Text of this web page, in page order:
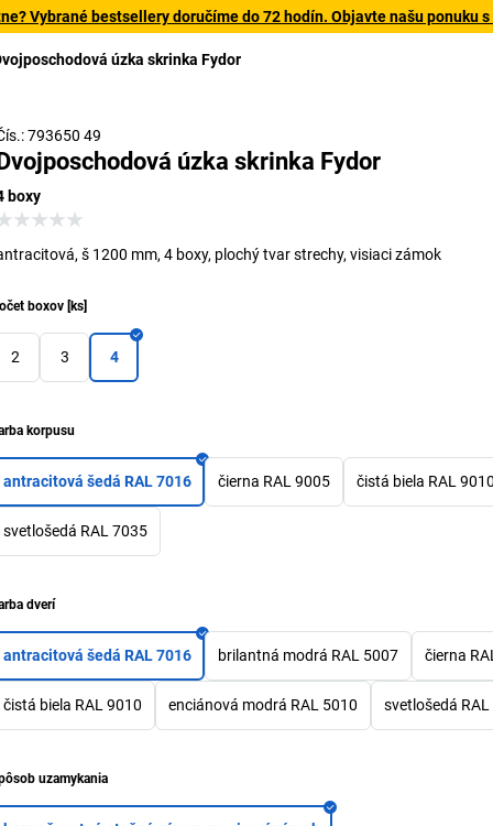
Vybrané bestsellery doručíme do 72 hodín. Objavte našu ponuku
úzka skrinka Fydor
793650 49
úzka skrinka Fydor
boxy
š 1200 mm, 4 boxy, plochý tvar strechy, visiaci zámok
boxov [ks]
2 3 4
korpusu
antracitová šedá RAL 7016 čierna RAL 9005 čistá biela RAL 9010
svetlošedá RAL 7035
dverí
antracitová šedá RAL 7016 brilantná modrá RAL 5007 čierna
čistá biela RAL 9010 enciánová modrá RAL 5010 svetlošedá
uzamykania